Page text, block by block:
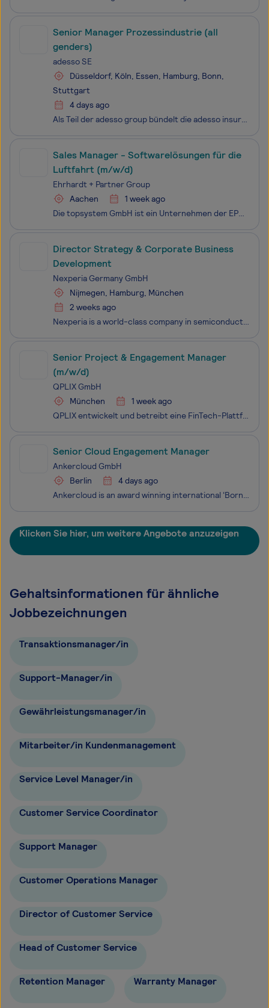
Senior Manager Prozessindustrie (all
genders)
adesso SE
Düsseldorf, Köln, Essen, Hamburg, Bonn,
Stuttgart
4 days ago
Als Teil der adesso group bündelt die adesso insurance solutions GmbH das eigene Produktportfolio für den Versicherungsmarkt und treibt innovative Software-Lösungen in diesem Umfeld voran. Wir sind ein Team aus über 600 engagierten Kollegen und Kolleginnen. Und du kannst ein Teil davon werden.
Sales Manager - Softwarelösungen für die
Luftfahrt (m/w/d)
Ehrhardt + Partner Group
Aachen
1 week ago
Die topsystem GmbH ist ein Unternehmen der EPG. Mit mehr als 1.500 Kunden zählt die EPG zu den international führenden Anbietern einer umfassenden Supply Chain Execution Suite (EPG ONE) und bietet WMS-, WCS-, WFM-, TMS- und Voice-Lösungen zur Optimierung von Logistikprozessen. Logistik-Consulti
Director Strategy & Corporate Business
Development
Nexperia Germany GmbH
Nijmegen, Hamburg, München
2 weeks ago
Nexperia is a world-class company in semiconductor development and in-house production. A proven global player with an entrepreneurial mentality. At our core is an 12,000+ strong international network with a singular focus. Built on passion and commitment to our work, belief in our goals and a drive
Senior Project & Engagement Manager
(m/w/d)
QPLIX GmbH
München
1 week ago
QPLIX entwickelt und betreibt eine FinTech-Plattform für das Management komplexer Vermögen. Über die Plattform werden derzeit insgesamt mehr als 300 Mrd. EUR von namhaften nationalen und internationalen Kund:innen wie Family Offices, Asset Managern und Banken verwaltet. Sie nutzen QPLIX für das Mana
Senior Cloud Engagement Manager
Ankercloud GmbH
Berlin
4 days ago
Ankercloud is an award winning international ‘Born in the Cloud’ solutions provider headquartered in Berlin, Germany and five offices in APAC. We love building tailor-made cloud solutions that help generate tangible returns on investment for our customers in various industries and are their trusted
Klicken Sie hier, um weitere Angebote anzuzeigen
Gehaltsinformationen für ähnliche
Jobbezeichnungen
Transaktionsmanager/in
Support-Manager/in
Gewährleistungsmanager/in
Mitarbeiter/in Kundenmanagement
Service Level Manager/in
Customer Service Coordinator
Support Manager
Customer Operations Manager
Director of Customer Service
Head of Customer Service
Retention Manager Warranty Manager